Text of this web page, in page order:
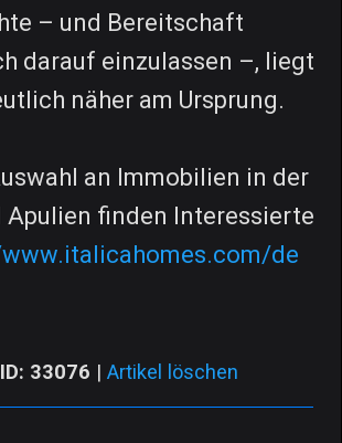
– und Bereitschaft
darauf einzulassen –, liegt
näher am Ursprung.
an Immobilien in der
Apulien finden Interessierte
de
33076 | Artikel löschen